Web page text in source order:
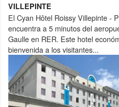
VILLEPINTE
El Cyan Hôtel Roissy Villepinte -
encuentra a 5 minutos del
Gaulle en RER. Este hotel
bienvenida a los visitantes...